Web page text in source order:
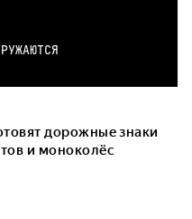
дорожные знаки
и моноколёс